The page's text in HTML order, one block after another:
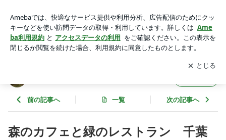
ログ
アプリをダウンロードして ブログの更新通知
を受け取りまし
ょう。
開く
前の記事へ 一覧 次の記事へ
森のカフェと緑のレストラン 千葉